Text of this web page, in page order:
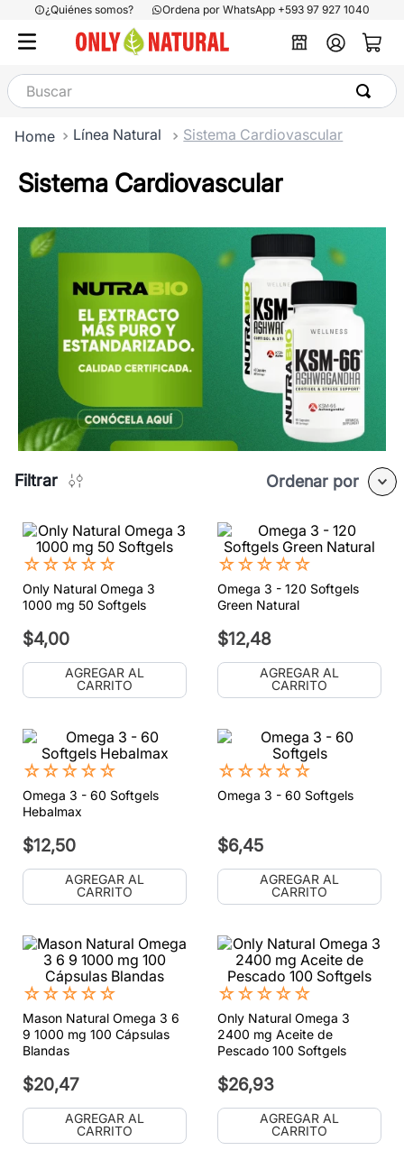
¿Quiénes somos? Ordena por WhatsApp +593 97 927 1040
Buscar
Línea Natural Sistema Cardiovascular
Sistema Cardiovascular
Filtrar Ordenar por
☆☆☆☆☆
Only Natural Omega 3
1000 mg 50 Softgels
$4,00
AGREGAR AL
CARRITO
☆☆☆☆☆
Omega 3 - 120 Softgels
Green Natural
$12,48
AGREGAR AL
CARRITO
☆☆☆☆☆
Omega 3 - 60 Softgels
Hebalmax
$12,50
AGREGAR AL
CARRITO
☆☆☆☆☆
Omega 3 - 60 Softgels
$6,45
AGREGAR AL
CARRITO
☆☆☆☆☆
Mason Natural Omega 3 6
9 1000 mg 100 Cápsulas
Blandas
$20,47
AGREGAR AL
CARRITO
☆☆☆☆☆
Only Natural Omega 3
2400 mg Aceite de
Pescado 100 Softgels
$26,93
AGREGAR AL
CARRITO